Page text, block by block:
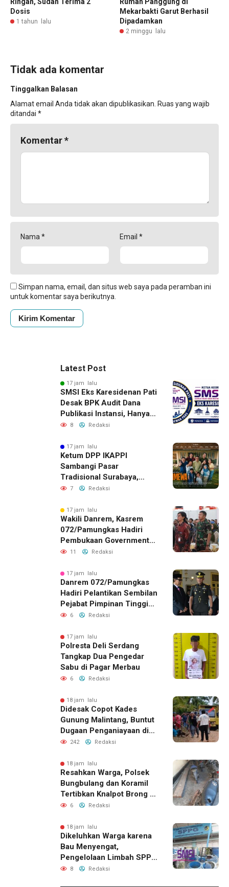
Ringan, Sudah Terima 2
Dosis
1 tahun lalu
Rumah Panggung di
Mekarbakti Garut Berhasil
Dipadamkan
2 minggu lalu
Tidak ada komentar
Tinggalkan Balasan
Alamat email Anda tidak akan dipublikasikan. Ruas yang wajib
ditandai *
Komentar*
Nama* Email *
Simpan nama, email, dan situs web saya pada peramban ini
untuk komentar saya berikutnya.
Latest Post
17 jam lalu
SMSI Eks Karesidenan Pati
Desak BPK Audit Dana
Publikasi Instansi, Hanya
untuk Perusahaan Pers
8 Redaksi
17 jam lalu
Ketum DPP IKAPPI
Sambangi Pasar
Tradisional Surabaya,
Akhiri Agenda dengan
ISTIMEWA
7 Redaksi
17 jam lalu
Wakili Danrem, Kasrem
072/Pamungkas Hadiri
Pembukaan Government
Procurement Forum &
11 Redaksi
17 jam lalu
Danrem 072/Pamungkas
Hadiri Pelantikan Sembilan
Pejabat Pimpinan Tinggi
Pratama Pemda DIY
6 Redaksi
17 jam lalu
Polresta Deli Serdang
Tangkap Dua Pengedar
Sabu di Pagar Merbau
6 Redaksi
18 jam lalu
Didesak Copot Kades
Gunung Malintang, Buntut
Dugaan Penganiayaan di
Dusun Balakka Padang
242 Redaksi
18 jam lalu
Resahkan Warga, Polsek
Bungbulang dan Koramil
Tertibkan Knalpot Brong di
Jalan Raya
6 Redaksi
18 jam lalu
Dikeluhkan Warga karena
Bau Menyengat,
Pengelolaan Limbah SPPG
Bandung Wonosegoro 2 di
8 Redaksi